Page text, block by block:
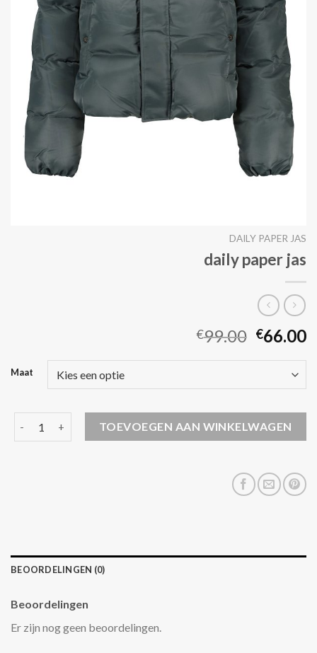
DAILY PAPER JAS
daily paper jas
€99.00 €66.00
Maat
daily paper jas aantalTOEVOEGEN AAN WINKELWAGEN
BEOORDELINGEN (0)
Beoordelingen
Er zijn nog geen beoordelingen.